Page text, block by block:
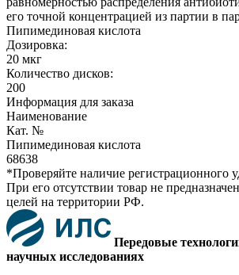
его точной концентрацией из партии в
Пипимединовая кислота
Дозировка:
20 мкг
Количество дисков:
200
Информация для заказа
Наименование
Кат. №
Пипимединовая кислота
68638
*Проверяйте наличие регистрационного
При его отсутствии товар не
целей на территории РФ.
Передовые
научных исследованиях